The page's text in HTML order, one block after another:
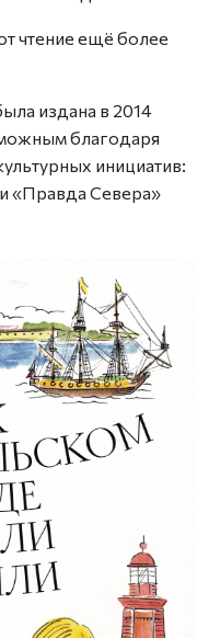
чтение ещё более
издана в 2014
благодаря
инициатив:
«Правда Севера»